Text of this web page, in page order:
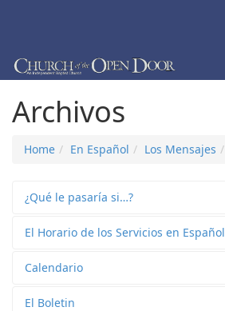
Archivos
Home En Español Los Mensajes
¿Qué le pasaría si…?
El Horario de los Servicios en Español
Calendario
El Boletin